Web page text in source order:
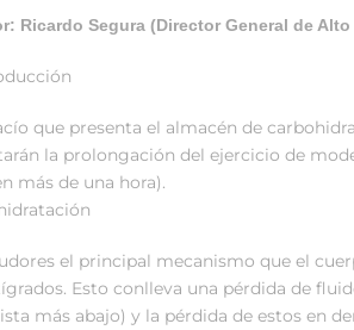
Ricardo Segura (Director General de
que presenta el almacén de
la prolongación del ejercicio de
más de una hora).
el principal mecanismo que el
Esto conlleva una pérdida de
más abajo) y la pérdida de estos en